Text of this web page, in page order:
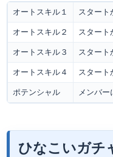
オートスキル１ スタート
オートスキル２ スタート
オートスキル３ スタート
オートスキル４ スタート
ポテンシャル メンバ
ひなこいガチ